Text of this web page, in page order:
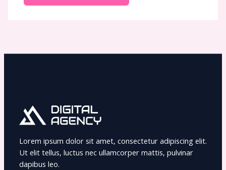
Lorem ipsum dolor sit amet, consectetur adipiscing elit.
Ut elit tellus, luctus nec ullamcorper mattis, pulvinar
dapibus leo.